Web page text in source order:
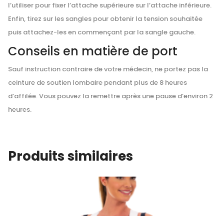
l’utiliser pour fixer l’attache supérieure sur l’attache inférieure.
Enfin, tirez sur les sangles pour obtenir la tension souhaitée
puis attachez-les en commençant par la sangle gauche.
Conseils en matière de port
Sauf instruction contraire de votre médecin, ne portez pas la
ceinture de soutien lombaire pendant plus de 8 heures
d’affilée. Vous pouvez la remettre après une pause d’environ 2
heures.
Produits similaires